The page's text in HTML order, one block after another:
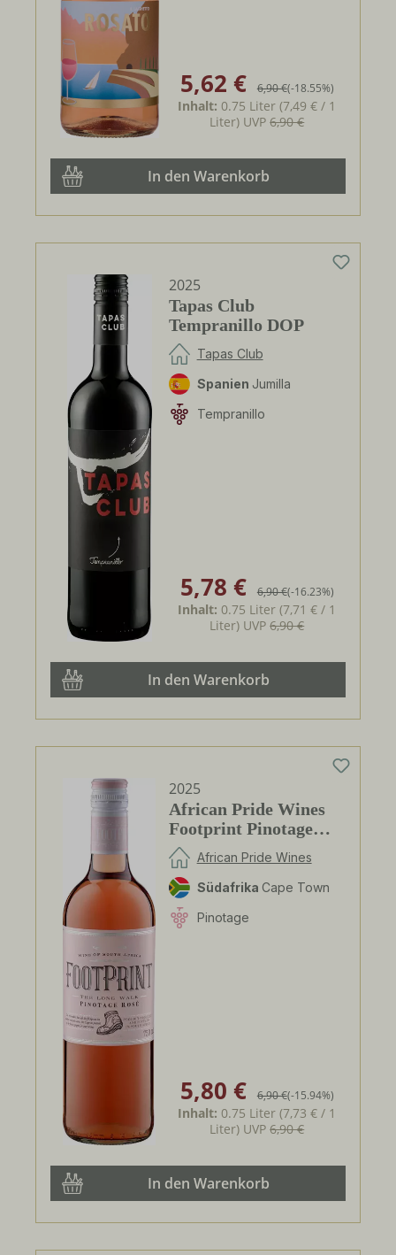
Verkaufspreis:
5,62 € Regulärer Preis:
6,90 €(-18.55%)
Inhalt: 0.75 Liter(7,49 € / 1
Liter) UVP6,90 €
In den Warenkorb
2025
Tapas Club
Tempranillo DOP
Tapas Club
Spanien Jumilla
Tempranillo
Verkaufspreis:
5,78 € Regulärer Preis:
6,90 €(-16.23%)
Inhalt: 0.75 Liter(7,71 € / 1
Liter) UVP6,90 €
In den Warenkorb
2025
African Pride Wines
Footprint Pinotage
RoséAfrican Pride Wines
Südafrika Cape Town
Pinotage
Verkaufspreis:
5,80 € Regulärer Preis:
6,90 €(-15.94%)
Inhalt: 0.75 Liter(7,73 € / 1
Liter) UVP6,90 €
In den Warenkorb